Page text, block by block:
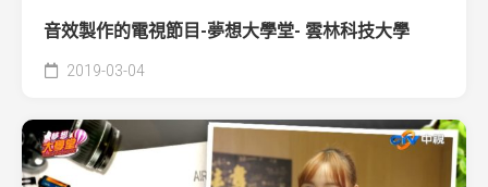
音效製作的電視節目-夢想大學堂- 雲林科技大學
2019-03-04